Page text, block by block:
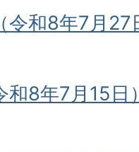
令和8年7月
和8年7月15日